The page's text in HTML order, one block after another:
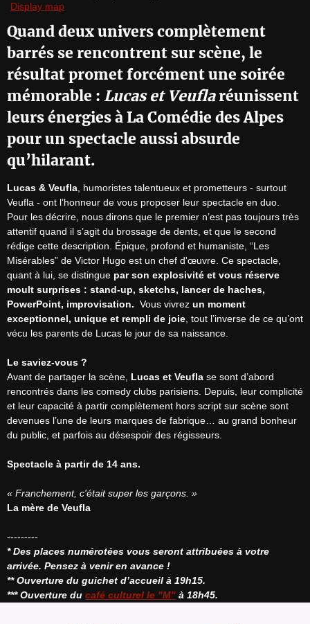
Display map
Quand deux univers complètement
barrés se rencontrent sur scène, le
résultat promet forcément une soirée
mémorable : Lucas et Veuflaréunissent
leurs énergies à La Comédie des Alpes
pour un spectacle aussi absurde
qu’hilarant.
Lucas & Veufla , humoristes talentueux et prometteurs - surtout
Veufla - ont l’honneur de vous proposer leur spectacle en duo.
Pour les décrire, nous dirons que le premier n’est pas toujours très
attentif quand il s’agit du brossage de dents, et que le second
rédige cette description. Épique, profond et humaniste, “Les
Misérables” de Victor Hugo est un chef d'œuvre. Ce spectacle,
quant à lui, se distingue par son explosivité et vous réserve
moult surprises : stand-up, sketchs, lancer de haches,
PowerPoint, improvisation. Vous vivrez un moment
exceptionnel, unique et rempli de joie , tout l’inverse de ce qu’ont
vécu les parents de Lucas le jour de sa naissance.
Le saviez-vous ?
Avant de partager la scène, Lucas et Veufla se sont d’abord
rencontrés dans les comedy clubs parisiens. Depuis, leur complicité
et leur capacité à partir complètement hors script sur scène sont
devenues l’une de leurs marques de fabrique… au grand bonheur
du public, et parfois au désespoir des régisseurs.
Spectacle à partir de 14 ans.
« Franchement, c'était super les garçons. »
La mère de Veufla
* Des places numérotées vous seront attribuées à votre
arrivée. Pensez à venir en avance !
** Ouverture du guichet d’accueil à 19h15.
*** Ouverture du café culturel le "M" à 18h45.